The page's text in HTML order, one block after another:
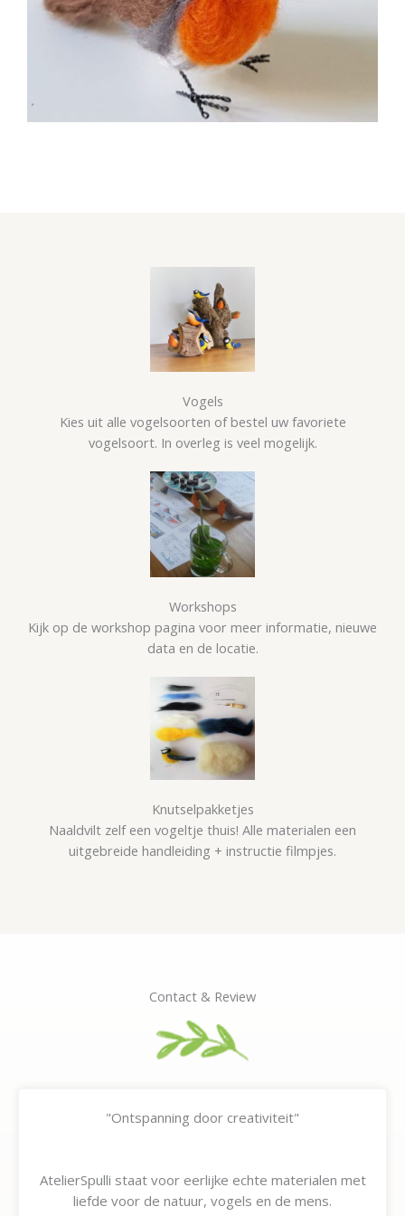
Vogels
Kies uit alle vogelsoorten of bestel uw favoriete
vogelsoort. In overleg is veel mogelijk.
Workshops
Kijk op de workshop pagina voor meer informatie, nieuwe
data en de locatie.
Knutselpakketjes
Naaldvilt zelf een vogeltje thuis! Alle materialen een
uitgebreide handleiding + instructie filmpjes.
Contact & Review
"Ontspanning door creativiteit"
AtelierSpulli staat voor eerlijke echte materialen met
liefde voor de natuur, vogels en de mens.